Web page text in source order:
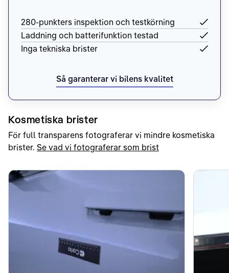
280-punkters inspektion och testkörning
Laddning och batterifunktion testad
Inga tekniska brister
Så garanterar vi bilens kvalitet
Kosmetiska brister
För full transparens fotograferar vi mindre kosmetiska
brister. Se vad vi fotograferar som brist